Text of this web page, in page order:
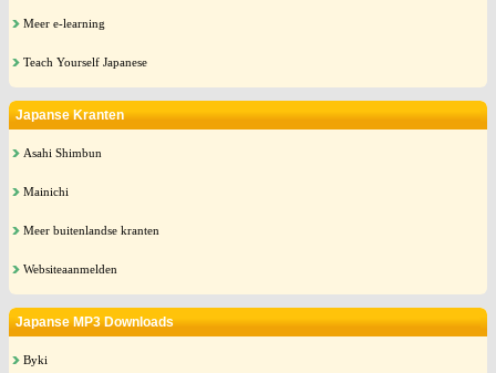
Meer e-learning
Teach Yourself Japanese
Japanse Kranten
Asahi Shimbun
Mainichi
Meer buitenlandse kranten
Websiteaanmelden
Japanse MP3 Downloads
Byki